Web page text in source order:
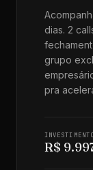
dias. 2
grupo
pra
INVESTIMENTO
R$